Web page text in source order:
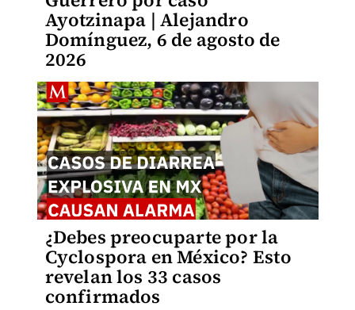
Ayotzinapa | Alejandro
Domínguez, 6 de agosto de
2026
¿Debes preocuparte por la
Cyclospora en México? Esto
revelan los 33 casos
confirmados